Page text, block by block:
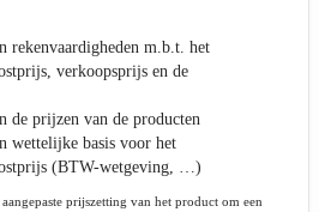
rekenvaardigheden m.b.t. het
verkoopsprijs en de
de prijzen van de producten
wettelijke basis voor het
(BTW-wetgeving, …)
prijszetting van het product om een